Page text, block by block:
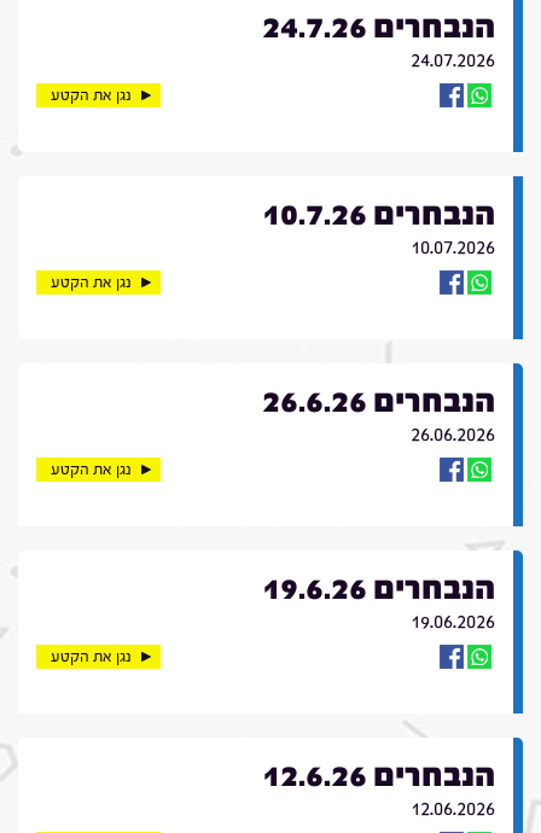
הנבחרים 24.7.26
24.07.2026
נגן את הקטע
הנבחרים 10.7.26
10.07.2026
נגן את הקטע
הנבחרים 26.6.26
26.06.2026
נגן את הקטע
הנבחרים 19.6.26
19.06.2026
נגן את הקטע
הנבחרים 12.6.26
12.06.2026